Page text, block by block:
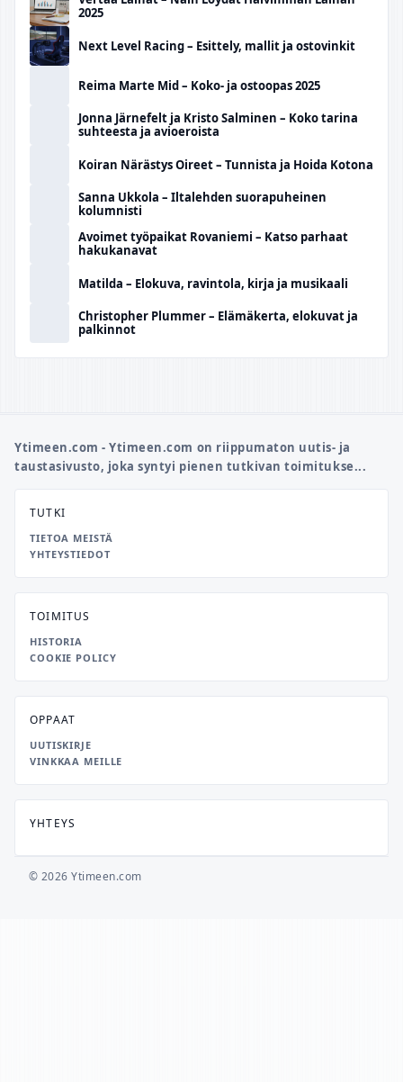
2025
Next Level Racing – Esittely, mallit ja ostovinkit
Reima Marte Mid – Koko- ja ostoopas 2025
Jonna Järnefelt ja Kristo Salminen – Koko tarina
suhteesta ja avioeroista
Koiran Närästys Oireet – Tunnista ja Hoida Kotona
Sanna Ukkola – Iltalehden suorapuheinen
kolumnisti
Avoimet työpaikat Rovaniemi – Katso parhaat
hakukanavat
Matilda – Elokuva, ravintola, kirja ja musikaali
Christopher Plummer – Elämäkerta, elokuvat ja
palkinnot
Ytimeen.com - Ytimeen.com on riippumaton uutis- ja
taustasivusto, joka syntyi pienen tutkivan toimitukse...
TUTKI
TIETOA MEISTÄ
YHTEYSTIEDOT
TOIMITUS
HISTORIA
COOKIE POLICY
OPPAAT
UUTISKIRJE
VINKKAA MEILLE
YHTEYS
© 2026 Ytimeen.com